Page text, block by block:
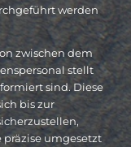
werden
zwischen dem
stellt
sind. Diese
bis zur
umgesetzt